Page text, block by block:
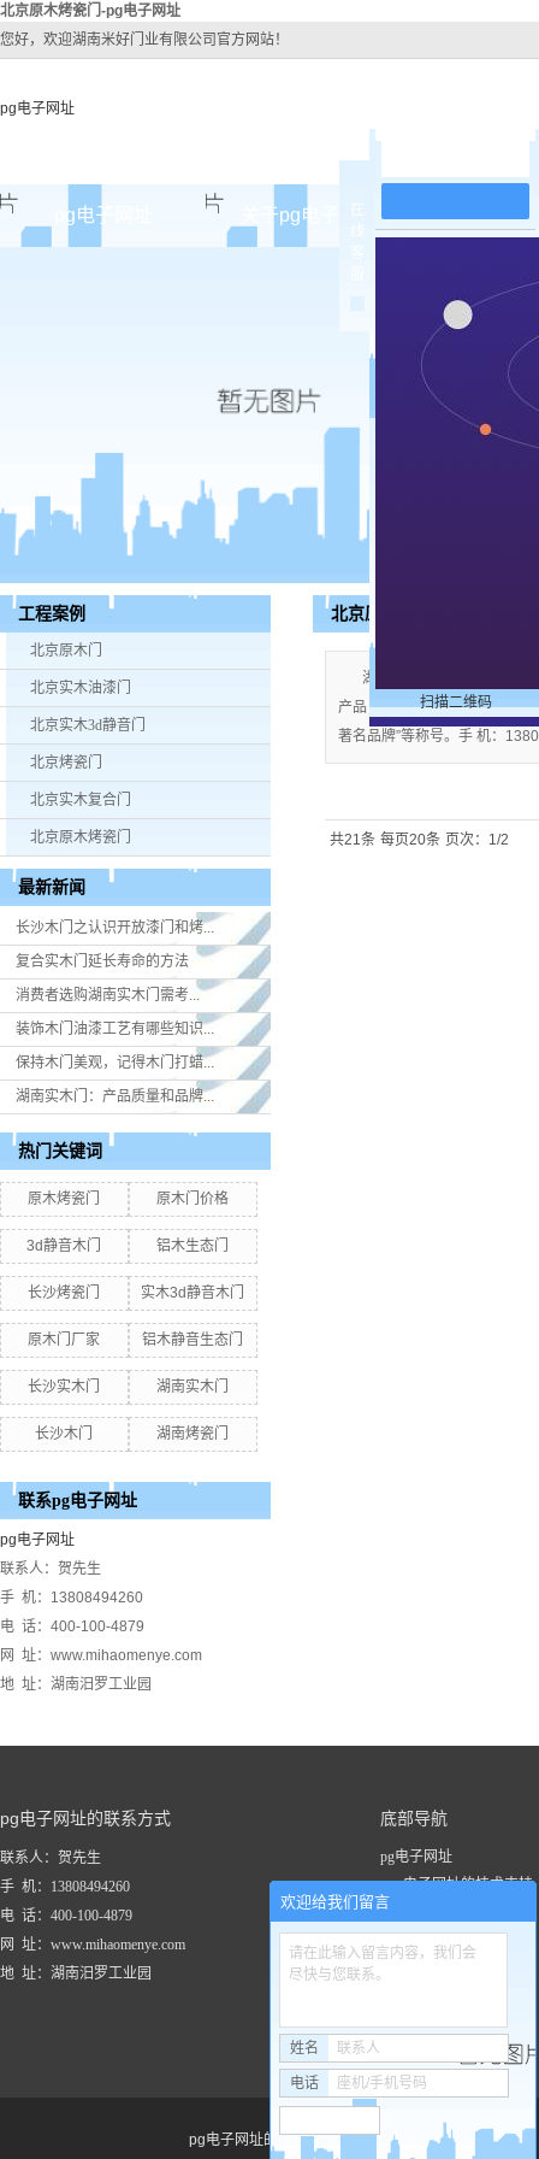
北京原木烤瓷门-pg电子网址
您好，欢迎湖南米好门业有限公司官方网站！
pg电子网址
pg电子网址 关于pg电子网址
公司团队
pg电子网址
北京实木
北京实木
北京烤
北京实木
工程案例
北京原木门
北京实木油漆门
北京实木3d静音门
北京烤瓷门
北京实木复合门
北京原木烤瓷门
最新新闻
长沙木门之认识开放漆门和烤...
复合实木门延长寿命的方法
消费者选购湖南实木门​需考...
装饰木门油漆工艺有哪些知识...
保持木门美观，记得木门打蜡...
湖南实木门：产品质量和品牌...
热门关键词
原木烤瓷门 原木门价格
3d静音木门 铝木生态门
长沙烤瓷门 实木3d静音木门
原木门厂家 铝木静音生态门
长沙实木门 湖南实木门
长沙木门 湖南烤瓷门
联系pg电子网址
pg电子网址
联系人：贺先生
手 机：13808494260
电 话：400-100-4879
网 址：www.mihaomenye.com
地 址：湖南汨罗工业园
北京原木烤瓷门
湖南米好门业有限公司公
产品；企业视产品质量为生命
著名品牌”等称号。手 机：
共21条 每页20条 页次：1/2
pg电子网址的联系方式
联系人：贺先生
手 机：13808494260
电 话：400-100-4879
网 址：www.mihaomenye.com
地 址：湖南汨罗工业园
底部导航
pg电子网址
pg电子网址的技术支持
关于pg电子网址
工程案例
pg电子网址的友情链接：
在
扫描二维码
欢迎给我们留言
请在此输入留言内容，我们会
尽快与您联系。
姓名 联系人
电话 座机/手机号码